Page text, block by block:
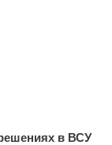
в ВСУ